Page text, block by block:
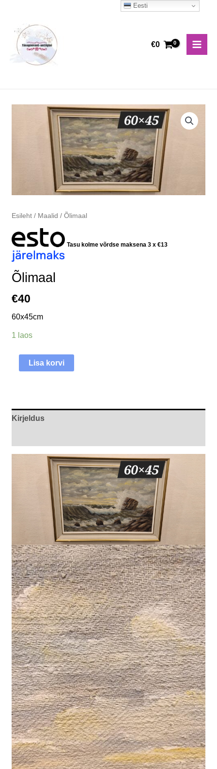
content
€0
Main
Esileht/ Maalid / Õlimaal
Tasu kolme võrdse maksena 3 x €13
Õlimaal
€40
60x45cm
1 laos
Lisa korvi
Kirjeldus
Eesti